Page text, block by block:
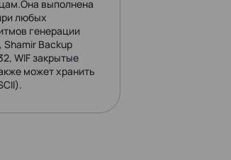
выполнена
любых
генерации
Backup
WIF закрытые
может хранить